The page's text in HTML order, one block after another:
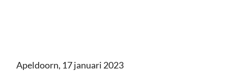
Apeldoorn, 17 januari 2023